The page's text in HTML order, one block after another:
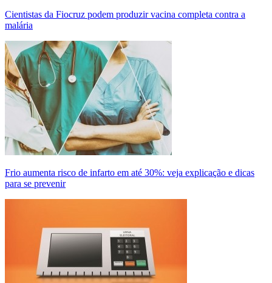
Cientistas da Fiocruz podem produzir vacina completa contra a
malária
Frio aumenta risco de infarto em até 30%: veja explicação e dicas
para se prevenir